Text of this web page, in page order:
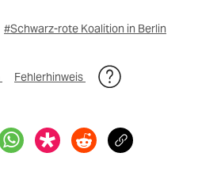
#Schwarz-rote Koalition in Berlin
Fehlerhinweis